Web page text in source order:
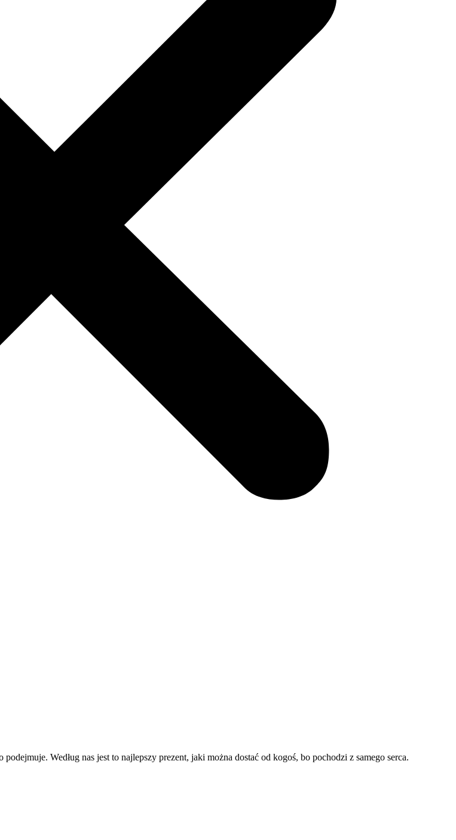
Według nas jest to najlepszy prezent, jaki można dostać od kogoś, bo pochodzi z samego serca.